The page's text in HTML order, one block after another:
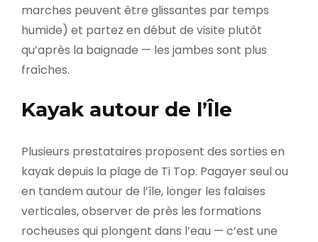
marches peuvent être glissantes par temps
humide) et partez en début de visite plutôt
qu’après la baignade — les jambes sont plus
fraîches.
Kayak autour de l’Île
Plusieurs prestataires proposent des sorties en
kayak depuis la plage de Ti Top. Pagayer seul ou
en tandem autour de l’île, longer les falaises
verticales, observer de près les formations
rocheuses qui plongent dans l’eau — c’est une